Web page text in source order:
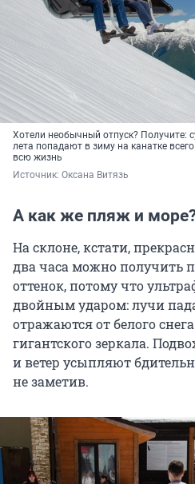
Хотели необычный отпуск? Получите:
лета попадают в зиму на канатке
всю жизнь
Источник: Оксана Витязь
А как же пляж и
На склоне, кстати,
два часа можно получить
оттенок, потому что
двойным ударом: лучи
отражаются от белого
гигантского зеркала.
и ветер усыпляют
не заметив.